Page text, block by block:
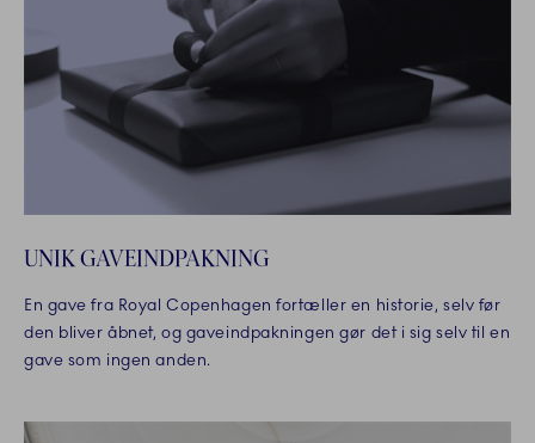
UNIK GAVEINDPAKNING
En gave fra Royal Copenhagen fortæller en historie, selv før
den bliver åbnet, og gaveindpakningen gør det i sig selv til en
gave som ingen anden.